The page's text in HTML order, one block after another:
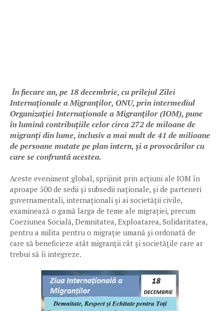
În fiecare an, pe 18 decembrie, cu prilejul Zilei
Internaționale a Migranților, ONU, prin intermediul
Organizației Internaționale a Migranților (IOM), pune
în lumină contribuțiile celor circa 272 de miloane de
migranți din lume, inclusiv a mai mult de 41 de milioane
de persoane mutate pe plan intern, și a provocărilor cu
care se confruntă acestea.
Aceste eveniment global, sprijinit prin acțiuni ale IOM în
aproape 500 de sedii și subsedii naționale, și de parteneri
guvernamentali, internaționali și ai societății civile,
examinează o gamă larga de teme ale migrației, precum
Coeziunea Socială, Demnitatea, Exploatarea, Solidaritatea,
pentru a milita pentru o migrație umană și ordonată de
care să beneficieze atât migranții cât și societățile care ar
trebui să îi integreze.